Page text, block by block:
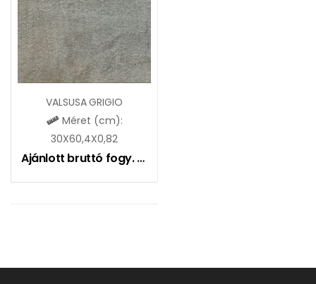
VALSUSA GRIGIO
Méret (cm):
30X60,4X0,82
Ajánlott bruttó fogy. ár: